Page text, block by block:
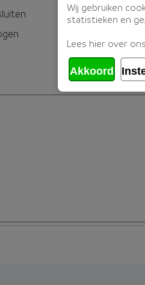
Wij gebruiken
statistieken en
Lees hier over ons
Akkoord